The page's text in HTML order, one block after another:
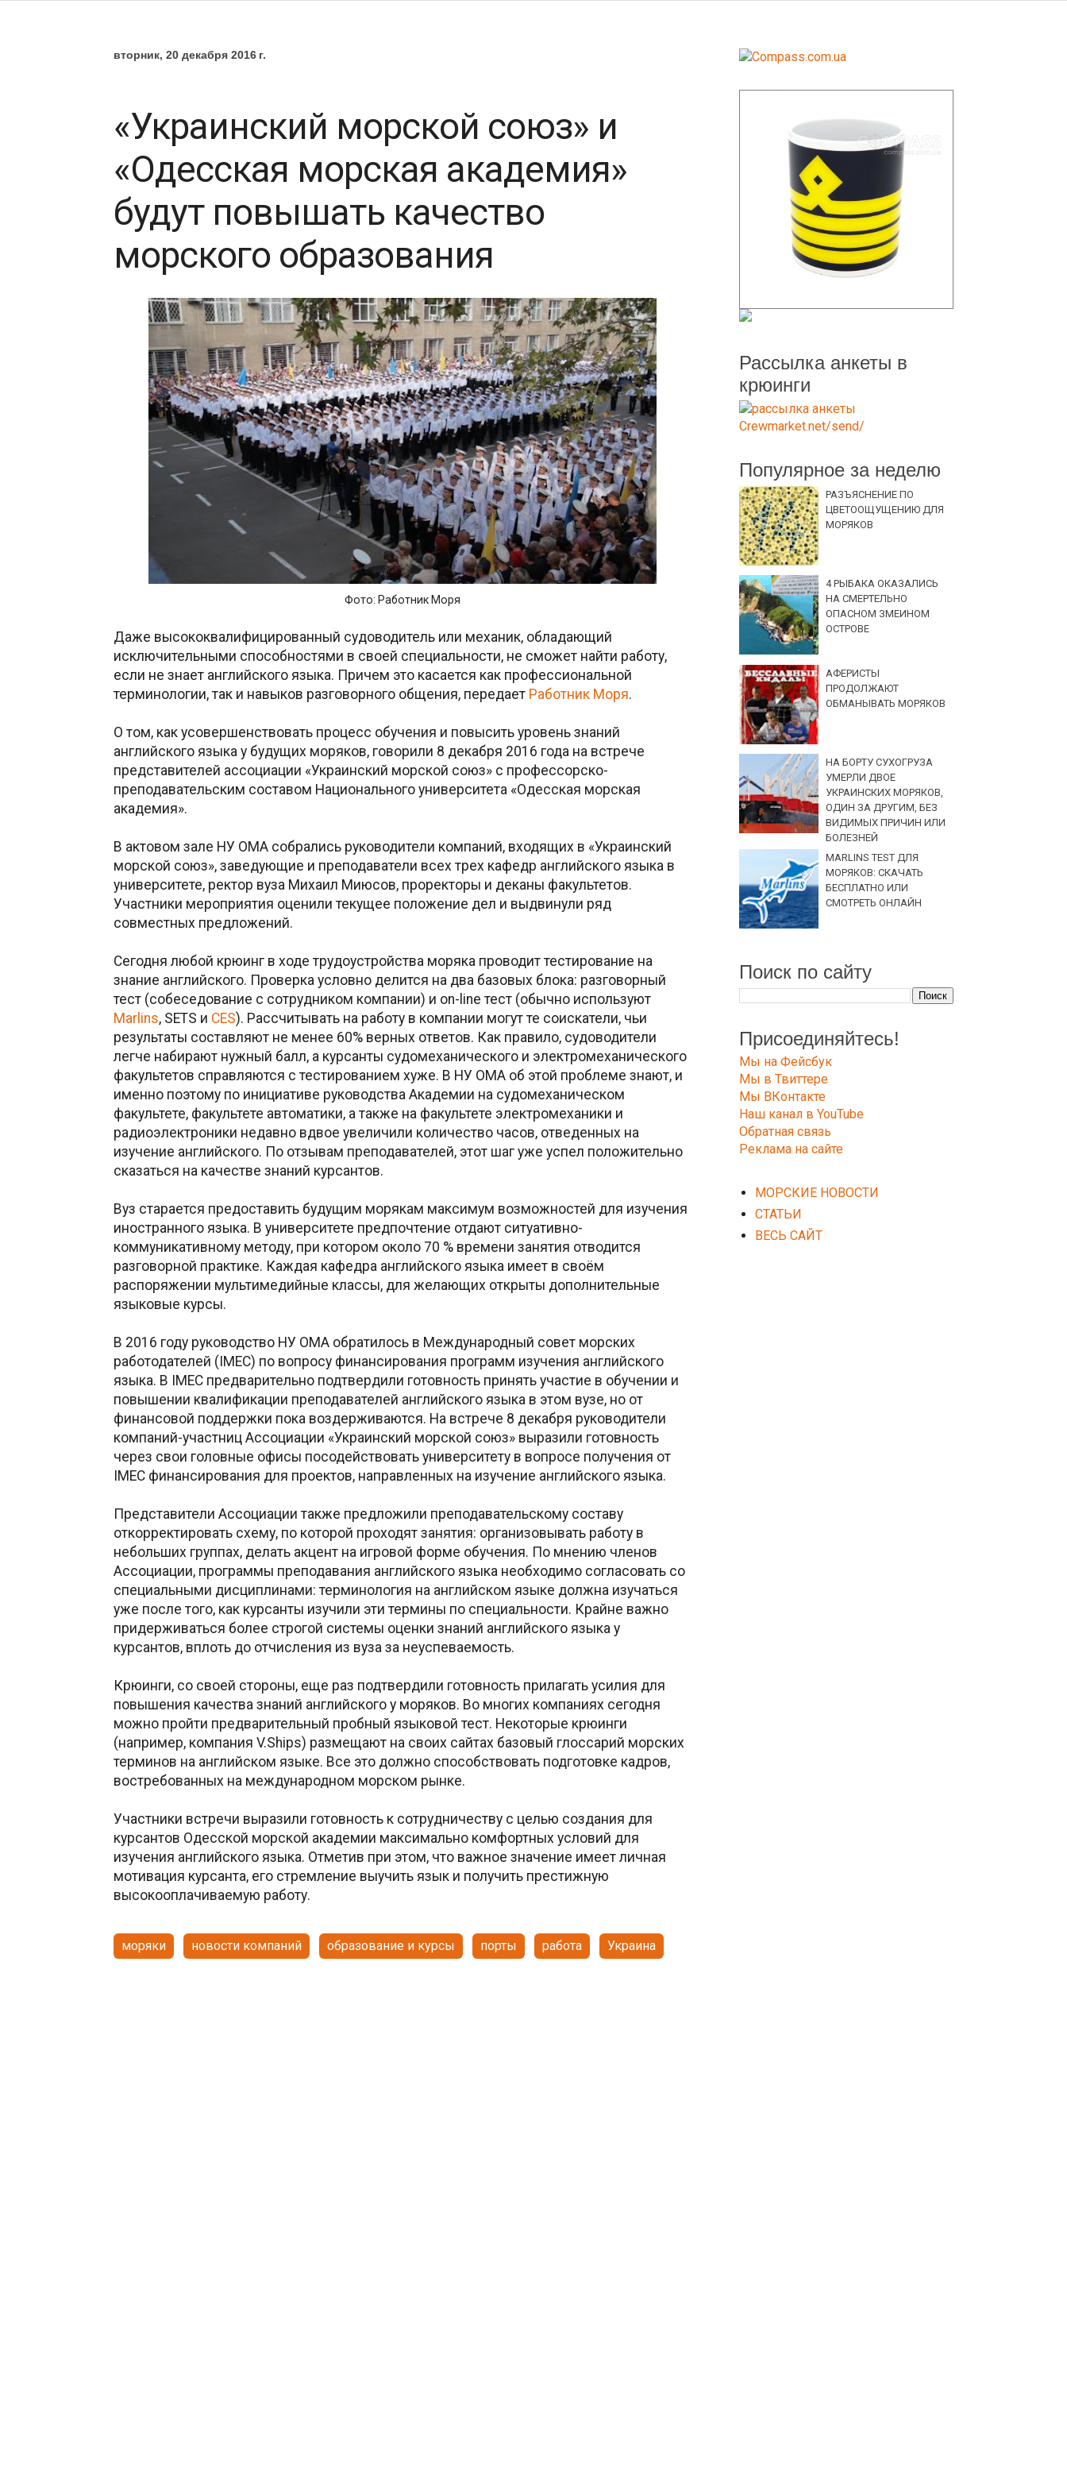
вторник, 20 декабря 2016 г.
«Украинский морской союз» и
«Одесская морская академия»
будут повышать качество
морского образования
Фото: Работник Моря
Даже высококвалифицированный судоводитель или механик, обладающий
исключительными способностями в своей специальности, не сможет найти работу,
если не знает английского языка. Причем это касается как профессиональной
терминологии, так и навыков разговорного общения, передает Работник Моря.
О том, как усовершенствовать процесс обучения и повысить уровень знаний
английского языка у будущих моряков, говорили 8 декабря 2016 года на встрече
представителей ассоциации «Украинский морской союз» с профессорско-
преподавательским составом Национального университета «Одесская морская
академия».
В актовом зале НУ ОМА собрались руководители компаний, входящих в «Украинский
морской союз», заведующие и преподаватели всех трех кафедр английского языка в
университете, ректор вуза Михаил Миюсов, проректоры и деканы факультетов.
Участники мероприятия оценили текущее положение дел и выдвинули ряд
совместных предложений.
Сегодня любой крюинг в ходе трудоустройства моряка проводит тестирование на
знание английского. Проверка условно делится на два базовых блока: разговорный
тест (собеседование с сотрудником компании) и on-line тест (обычно используют
Marlins, SETS и CES). Рассчитывать на работу в компании могут те соискатели, чьи
результаты составляют не менее 60% верных ответов. Как правило, судоводители
легче набирают нужный балл, а курсанты судомеханического и электромеханического
факультетов справляются с тестированием хуже. В НУ ОМА об этой проблеме знают, и
именно поэтому по инициативе руководства Академии на судомеханическом
факультете, факультете автоматики, а также на факультете электромеханики и
радиоэлектроники недавно вдвое увеличили количество часов, отведенных на
изучение английского. По отзывам преподавателей, этот шаг уже успел положительно
сказаться на качестве знаний курсантов.
Вуз старается предоставить будущим морякам максимум возможностей для изучения
иностранного языка. В университете предпочтение отдают ситуативно-
коммуникативному методу, при котором около 70 % времени занятия отводится
разговорной практике. Каждая кафедра английского языка имеет в своём
распоряжении мультимедийные классы, для желающих открыты дополнительные
языковые курсы.
В 2016 году руководство НУ ОМА обратилось в Международный совет морских
работодателей (IMEC) по вопросу финансирования программ изучения английского
языка. В IMEC предварительно подтвердили готовность принять участие в обучении и
повышении квалификации преподавателей английского языка в этом вузе, но от
финансовой поддержки пока воздерживаются. На встрече 8 декабря руководители
компаний-участниц Ассоциации «Украинский морской союз» выразили готовность
через свои головные офисы посодействовать университету в вопросе получения от
IMEC финансирования для проектов, направленных на изучение английского языка.
Представители Ассоциации также предложили преподавательскому составу
откорректировать схему, по которой проходят занятия: организовывать работу в
небольших группах, делать акцент на игровой форме обучения. По мнению членов
Ассоциации, программы преподавания английского языка необходимо согласовать со
специальными дисциплинами: терминология на английском языке должна изучаться
уже после того, как курсанты изучили эти термины по специальности. Крайне важно
придерживаться более строгой системы оценки знаний английского языка у
курсантов, вплоть до отчисления из вуза за неуспеваемость.
Крюинги, со своей стороны, еще раз подтвердили готовность прилагать усилия для
повышения качества знаний английского у моряков. Во многих компаниях сегодня
можно пройти предварительный пробный языковой тест. Некоторые крюинги
(например, компания V.Ships) размещают на своих сайтах базовый глоссарий морских
терминов на английском языке. Все это должно способствовать подготовке кадров,
востребованных на международном морском рынке.
Участники встречи выразили готовность к сотрудничеству с целью создания для
курсантов Одесской морской академии максимально комфортных условий для
изучения английского языка. Отметив при этом, что важное значение имеет личная
мотивация курсанта, его стремление выучить язык и получить престижную
высокооплачиваемую работу.
моряки новости компаний образование и курсы порты работа Украина
Рассылка анкеты в
крюинги
Популярное за неделю
РАЗЪЯСНЕНИЕ ПО
ЦВЕТООЩУЩЕНИЮ ДЛЯ
МОРЯКОВ
4 РЫБАКА ОКАЗАЛИСЬ
НА СМЕРТЕЛЬНО
ОПАСНОМ ЗМЕИНОМ
ОСТРОВЕ
АФЕРИСТЫ
ПРОДОЛЖАЮТ
ОБМАНЫВАТЬ МОРЯКОВ
НА БОРТУ СУХОГРУЗА
УМЕРЛИ ДВОЕ
УКРАИНСКИХ МОРЯКОВ,
ОДИН ЗА ДРУГИМ, БЕЗ
ВИДИМЫХ ПРИЧИН ИЛИ
БОЛЕЗНЕЙ
MARLINS TEST ДЛЯ
МОРЯКОВ: СКАЧАТЬ
БЕСПЛАТНО ИЛИ
СМОТРЕТЬ ОНЛАЙН
Поиск по сайту
Присоединяйтесь!
Мы на Фейсбук
Мы в Твиттере
Мы ВКонтакте
Наш канал в YouTube
Обратная связь
Реклама на сайте
МОРСКИЕ НОВОСТИ
СТАТЬИ
ВЕСЬ САЙТ